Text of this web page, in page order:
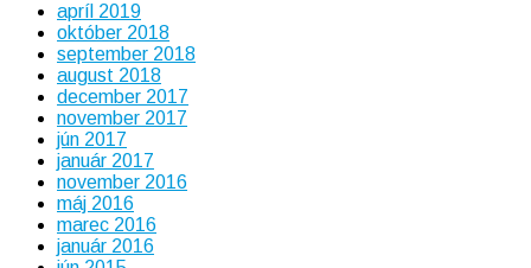
apríl 2019
október 2018
september 2018
august 2018
december 2017
november 2017
jún 2017
január 2017
november 2016
máj 2016
marec 2016
január 2016